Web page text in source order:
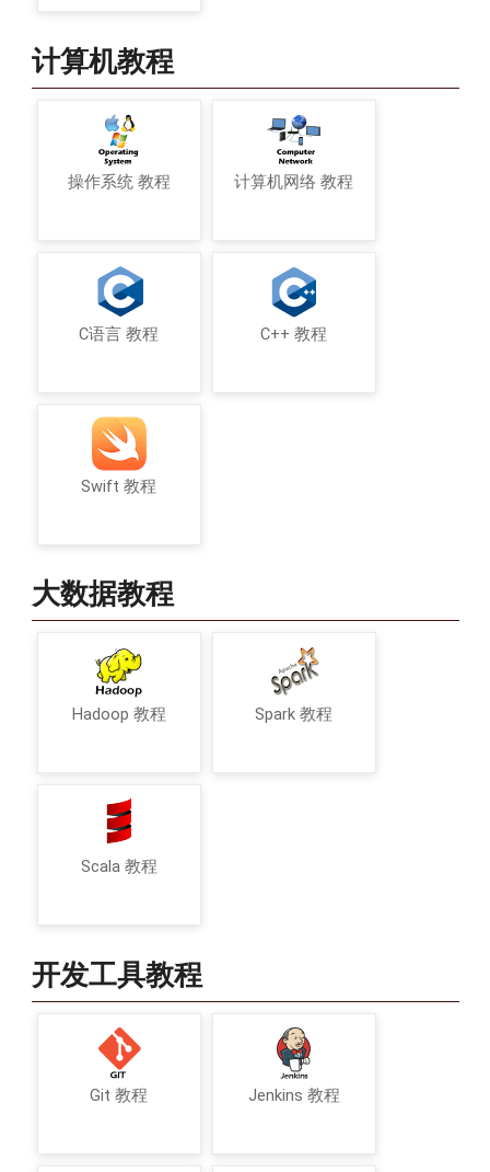
计算机教程
操作系统 教程 计算机网络 教程
C语言 教程 C++ 教程
Swift 教程
大数据教程
Hadoop 教程 Spark 教程
Scala 教程
开发工具教程
Git 教程 Jenkins 教程